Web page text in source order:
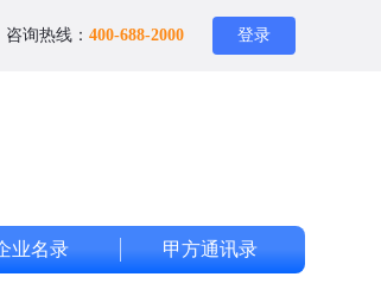
咨询热线： 400-688-2000 登录
业名录 甲方通讯录